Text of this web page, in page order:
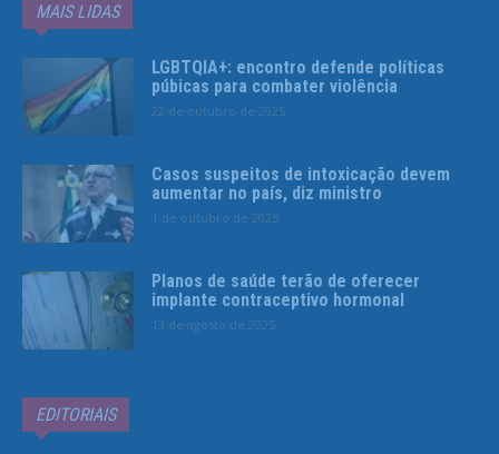
MAIS LIDAS
LGBTQIA+: encontro defende políticas
púbicas para combater violência
22 de outubro de 2025
Casos suspeitos de intoxicação devem
aumentar no país, diz ministro
1 de outubro de 2025
Planos de saúde terão de oferecer
implante contraceptivo hormonal
13 de agosto de 2025
EDITORIAIS